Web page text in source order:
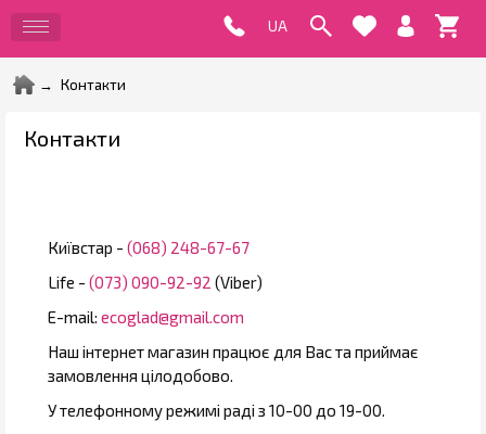
Контакти
Контакти
Київстар - (068) 248-67-67
Life - (073) 090-92-92 (Viber)
E-mail: ecoglad@gmail.com
Наш інтернет магазин працює для Вас та приймає
замовлення цілодобово.
У телефонному режимі раді з 10-00 до 19-00.